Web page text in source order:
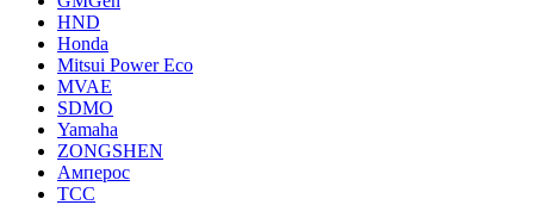
HND
Honda
Mitsui Power Eco
MVAE
SDMO
Yamaha
ZONGSHEN
Амперос
ТСС